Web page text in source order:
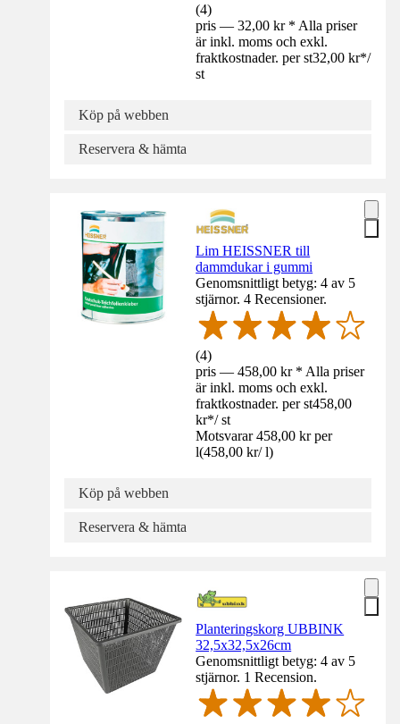
(4)
pris — 32,00 kr * Alla priser
är inkl. moms och exkl.
fraktkostnader. per st32,00 kr*/
st
Köp på webben
Reservera & hämta
Lim HEISSNER till
dammdukar i gummi
Genomsnittligt betyg: 4 av 5
stjärnor. 4 Recensioner.
(4)
pris — 458,00 kr * Alla priser
är inkl. moms och exkl.
fraktkostnader. per st458,00
kr*/ st
Motsvarar 458,00 kr per
l(458,00 kr/ l)
Köp på webben
Reservera & hämta
Planteringskorg UBBINK
32,5x32,5x26cm
Genomsnittligt betyg: 4 av 5
stjärnor. 1 Recension.